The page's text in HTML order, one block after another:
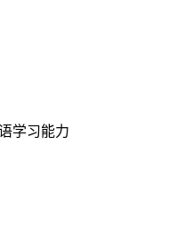
学习能力